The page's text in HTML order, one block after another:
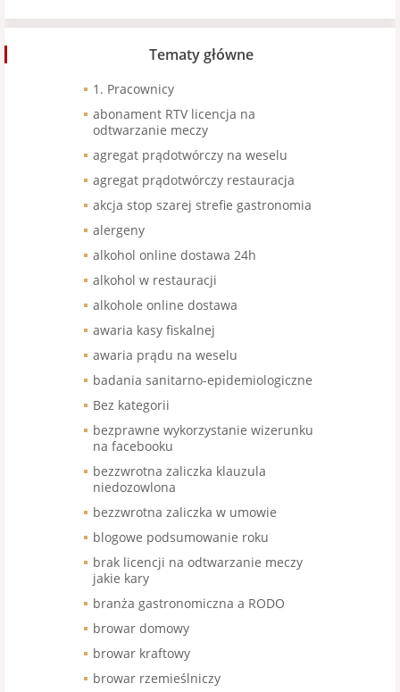
Tematy główne
1. Pracownicy
abonament RTV licencja na
odtwarzanie meczy
agregat prądotwórczy na weselu
agregat prądotwórczy restauracja
akcja stop szarej strefie gastronomia
alergeny
alkohol online dostawa 24h
alkohol w restauracji
alkohole online dostawa
awaria kasy fiskalnej
awaria prądu na weselu
badania sanitarno-epidemiologiczne
Bez kategorii
bezprawne wykorzystanie wizerunku
na facebooku
bezzwrotna zaliczka klauzula
niedozowlona
bezzwrotna zaliczka w umowie
blogowe podsumowanie roku
brak licencji na odtwarzanie meczy
jakie kary
branża gastronomiczna a RODO
browar domowy
browar kraftowy
browar rzemieślniczy